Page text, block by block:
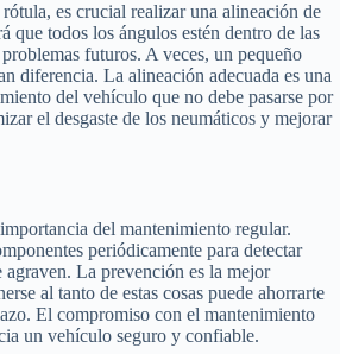
es crucial realizar una alineación de
que todos los ángulos estén dentro de las
futuros. A veces, un pequeño
diferencia. La alineación adecuada es una
del vehículo que no debe pasarse por
el desgaste de los neumáticos y mejorar
del mantenimiento regular.
periódicamente para detectar
agraven. La prevención es la mejor
al tanto de estas cosas puede ahorrarte
El compromiso con el mantenimiento
un vehículo seguro y confiable.